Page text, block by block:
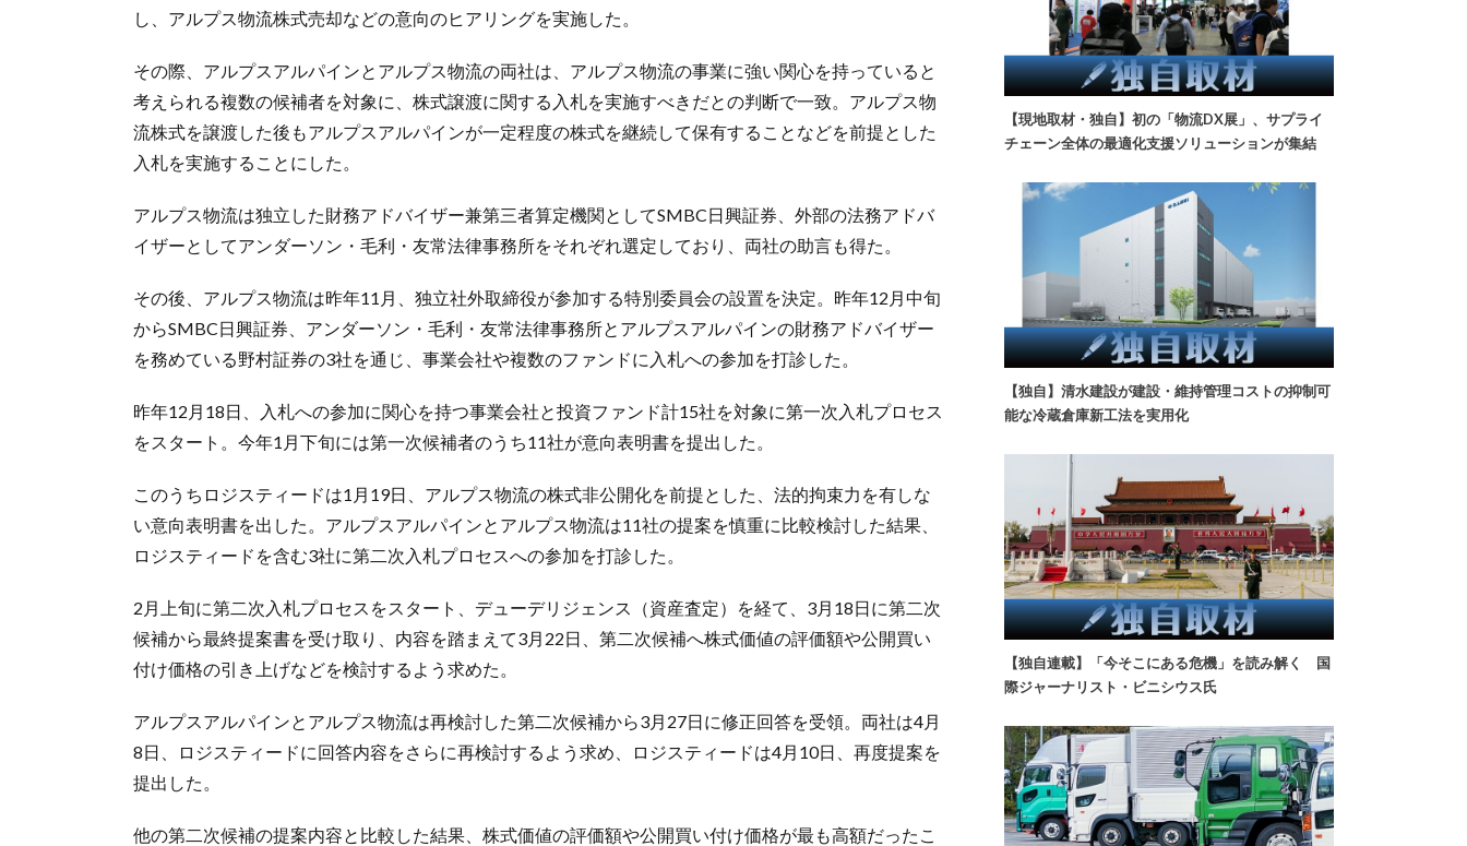
し、アルプス物流株式売却などの意向のヒアリングを実施した。
その際、アルプスアルパインとアルプス物流の両社は、アルプス物流の事業に強い関心を持っていると
考えられる複数の候補者を対象に、株式譲渡に関する入札を実施すべきだとの判断で一致。アルプス物
流株式を譲渡した後もアルプスアルパインが一定程度の株式を継続して保有することなどを前提とした
入札を実施することにした。
アルプス物流は独立した財務アドバイザー兼第三者算定機関としてSMBC日興証券、外部の法務アドバ
イザーとしてアンダーソン・毛利・友常法律事務所をそれぞれ選定しており、両社の助言も得た。
その後、アルプス物流は昨年11月、独立社外取締役が参加する特別委員会の設置を決定。昨年12月中旬
からSMBC日興証券、アンダーソン・毛利・友常法律事務所とアルプスアルパインの財務アドバイザー
を務めている野村証券の3社を通じ、事業会社や複数のファンドに入札への参加を打診した。
昨年12月18日、入札への参加に関心を持つ事業会社と投資ファンド計15社を対象に第一次入札プロセス
をスタート。今年1月下旬には第一次候補者のうち11社が意向表明書を提出した。
このうちロジスティードは1月19日、アルプス物流の株式非公開化を前提とした、法的拘束力を有しな
い意向表明書を出した。アルプスアルパインとアルプス物流は11社の提案を慎重に比較検討した結果、
ロジスティードを含む3社に第二次入札プロセスへの参加を打診した。
2月上旬に第二次入札プロセスをスタート、デューデリジェンス（資産査定）を経て、3月18日に第二次
候補から最終提案書を受け取り、内容を踏まえて3月22日、第二次候補へ株式価値の評価額や公開買い
付け価格の引き上げなどを検討するよう求めた。
アルプスアルパインとアルプス物流は再検討した第二次候補から3月27日に修正回答を受領。両社は4月
8日、ロジスティードに回答内容をさらに再検討するよう求め、ロジスティードは4月10日、再度提案を
提出した。
他の第二次候補の提案内容と比較した結果、株式価値の評価額や公開買い付け価格が最も高額だったこ
【現地取材・独自】初の「物流DX展」、サプライ
チェーン全体の最適化支援ソリューションが集結
【独自】清水建設が建設・維持管理コストの抑制可
能な冷蔵倉庫新工法を実用化
【独自連載】「今そこにある危機」を読み解く 国
際ジャーナリスト・ビニシウス氏